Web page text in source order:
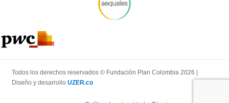
Todos los derechos reservados © Fundación Plan Colombia 2026 |
Diseño y desarrollo UZER.co